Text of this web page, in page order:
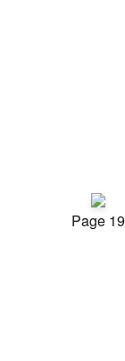
Page 19